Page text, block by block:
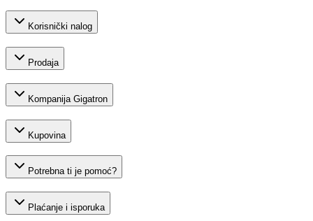
Korisnički nalog
Prodaja
Kompanija Gigatron
Kupovina
Potrebna ti je pomoć?
Plaćanje i isporuka